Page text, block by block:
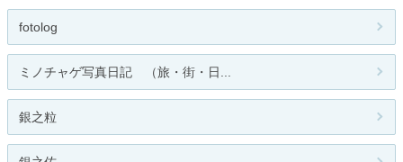
fotolog
ミノチャゲ写真日記 （旅・街・日...
銀之粒